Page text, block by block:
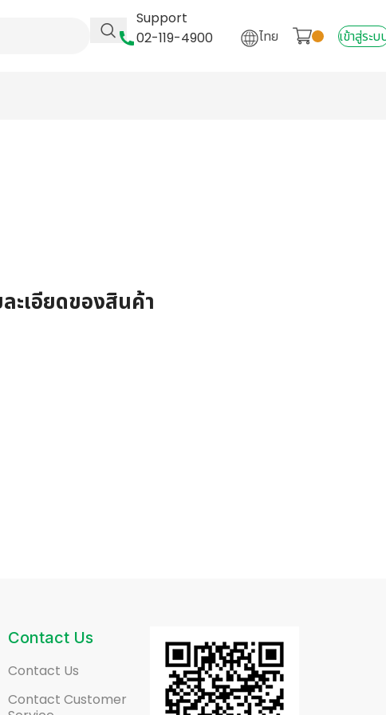
Support
02-119-4900
ไทย เข้าสู่ระบ
ะเอียดของสินค้า
Contact Us
Contact Us
Contact Customer